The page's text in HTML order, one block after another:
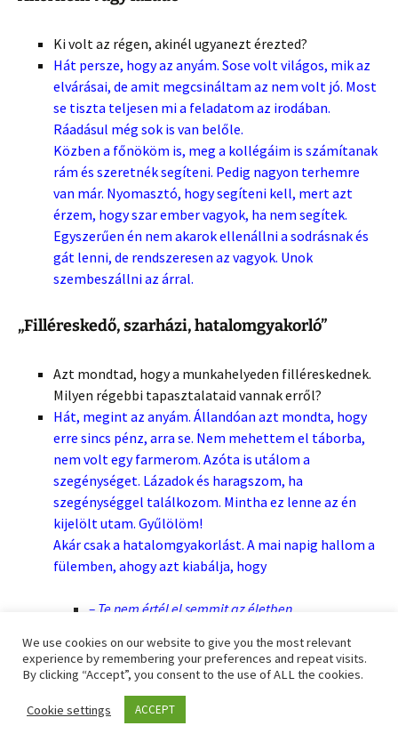
Ki volt az régen, akinél ugyanezt érezted?
Hát persze, hogy az anyám. Sose volt világos, mik az
elvárásai, de amit megcsináltam az nem volt jó. Most
se tiszta teljesen mi a feladatom az irodában.
Ráadásul még sok is van belőle.
Közben a főnököm is, meg a kollégáim is számítanak
rám és szeretnék segíteni. Pedig nagyon terhemre
van már. Nyomasztó, hogy segíteni kell, mert azt
érzem, hogy szar ember vagyok, ha nem segítek.
Egyszerűen én nem akarok ellenállni a sodrásnak és
gát lenni, de rendszeresen az vagyok. Unok
szembeszállni az árral.
„Filléreskedő, szarházi, hatalomgyakorló”
Azt mondtad, hogy a munkahelyeden filléreskednek.
Milyen régebbi tapasztalataid vannak erről?
Hát, megint az anyám. Állandóan azt mondta, hogy
erre sincs pénz, arra se. Nem mehettem el táborba,
nem volt egy farmerom. Azóta is utálom a
szegénységet. Lázadok és haragszom, ha
szegénységgel találkozom. Mintha ez lenne az én
kijelölt utam. Gyűlölöm!
Akár csak a hatalomgyakorlást. A mai napig hallom a
fülemben, ahogy azt kiabálja, hogy
– Te nem értél el semmit az életben.
– Miből gondolod, hogy szép vagy?
– Olyan beképzelt vagy.
Monoton munka
We use cookies on our website to give you the most relevant
experience by remembering your preferences and repeat visits.
By clicking “Accept”, you consent to the use of ALL the cookies.
Cookie settings ACCEPT